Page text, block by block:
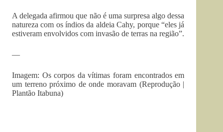
A delegada afirmou que não é uma surpresa algo dessa
natureza com os índios da aldeia Cahy, porque “eles já
estiveram envolvidos com invasão de terras na região”.
—
Imagem: Os corpos da vítimas foram encontrados em
um terreno próximo de onde moravam (Reprodução |
Plantão Itabuna)